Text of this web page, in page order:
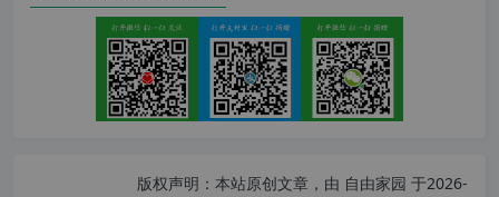
版权声明： 本站原创文章，由 自由家园 于2026-